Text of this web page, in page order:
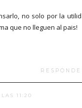
no solo por la
que no lleguen al pais!
11:20